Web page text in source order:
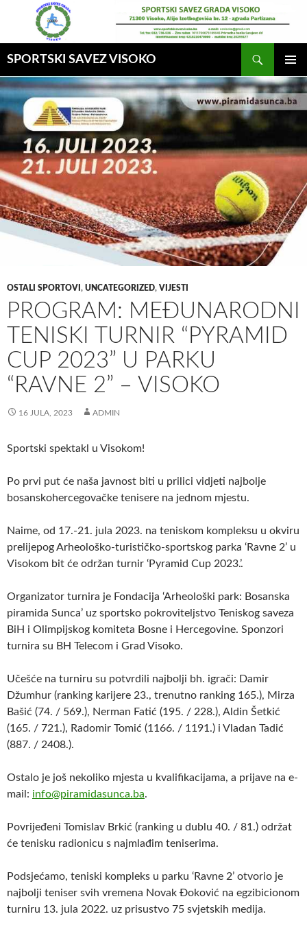
SPORTSKI SAVEZ VISOKO
GLAVNI
MENI
OSTALI SPORTOVI , UNCATEGORIZED, VIJESTI
PROGRAM: MEĐUNARODNI
TENISKI TURNIR “PYRAMID
CUP 2023” U PARKU
“RAVNE 2” – VISOKO
16 JULA, 2023 ADMIN
Sportski spektakl u Visokom!
Po prvi put će naša javnost biti u prilici vidjeti najbolje
bosanskohercegovačke tenisere na jednom mjestu.
Naime, od 17.-21. jula 2023. na teniskom kompleksu u okviru
prelijepog Arheološko-turističko-sportskog parka ‘Ravne 2’ u
Visokom bit će održan turnir ‘Pyramid Cup 2023.’.
Organizator turnira je Fondacija ‘Arheološki park: Bosanska
piramida Sunca’ uz sportsko pokroviteljstvo Teniskog saveza
BiH i Olimpijskog komiteta Bosne i Hercegovine. Sponzori
turnira su BH Telecom i Grad Visoko.
Učešće na turniru su potvrdili najbolji bh. igrači: Damir
Džumhur (ranking karijere 23., trenutno ranking 165.), Mirza
Bašić (74. / 569.), Nerman Fatić (195. / 228.), Aldin Šetkić
(165. / 721.), Radomir Tomić (1166. / 1191.) i Vladan Tadić
(887. / 2408.).
Ostalo je još nekoliko mjesta u kvalifikacijama, a prijave na e-
mail: info@piramidasunca.ba.
Povrijeđeni Tomislav Brkić (ranking u dublu 40. / 81.) održat
će tenisku radionicu s najmlađim teniserima.
Podsjećamo, teniski kompleks u parku ‘Ravne 2’ otvorio je
najbolji teniser svih vremena Novak Đoković na egzibicionom
turniru 13. jula 2022. uz prisustvo 75 svjetskih medija.